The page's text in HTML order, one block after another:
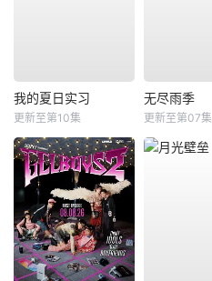
我的夏日实习
更新至第10集
无尽雨季
更新至第07集